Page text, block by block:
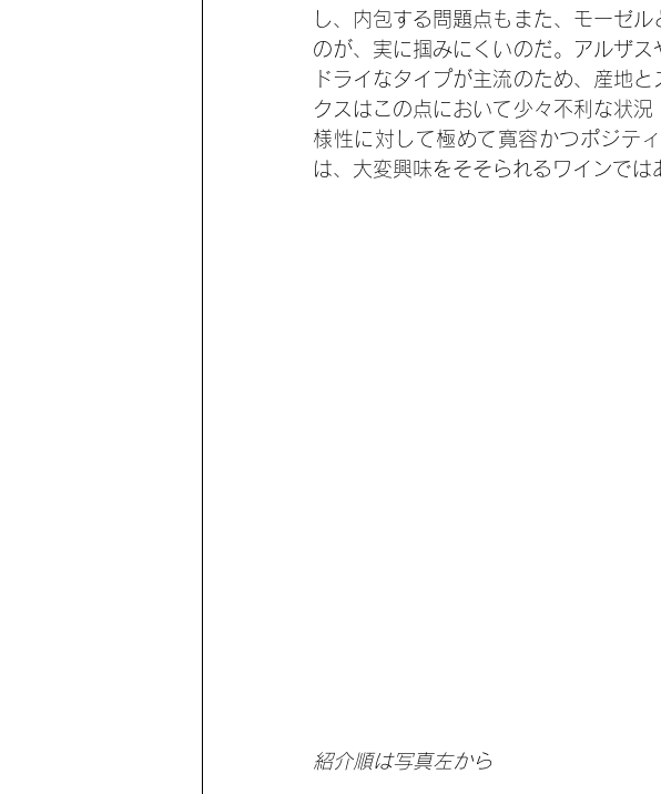
し、内包する問題点もまた、モーゼ
のが、実に掴みにくいのだ。アルザ
ドライなタイプが主流のため、産地
クスはこの点において少々不利な状
様性に対して極めて寛容かつポジテ
は、大変興味をそそられるワインでは
紹介順は写真左から